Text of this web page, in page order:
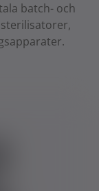
batch- och